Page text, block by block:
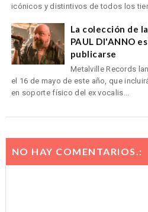
icónicos y distintivos de todos los
La colección de
PAUL DI'ANNO
publicarse
Metalville Records
el 16 de mayo de este año, que
en soporte físico del ex vocalis...
NO HAY COMENTARIOS.: